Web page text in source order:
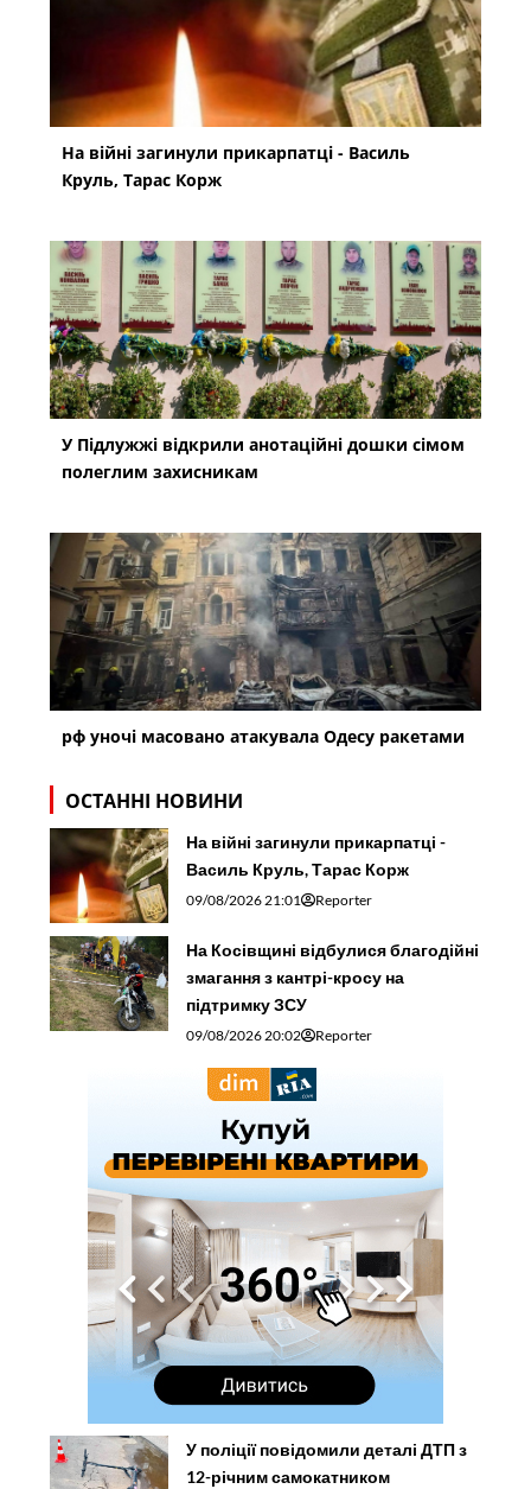
На війні загинули прикарпатці - Василь
Круль, Тарас Корж
У Підлужжі відкрили анотаційні дошки сімом
полеглим захисникам
рф уночі масовано атакувала Одесу ракетами
ОСТАННІ НОВИНИ
На війні загинули прикарпатці -
Василь Круль, Тарас Корж
09/08/2026 21:01 Reporter
На Косівщині відбулися благодійні
змагання з кантрі-кросу на
підтримку ЗСУ
09/08/2026 20:02 Reporter
У поліції повідомили деталі ДТП з
12-річним самокатником